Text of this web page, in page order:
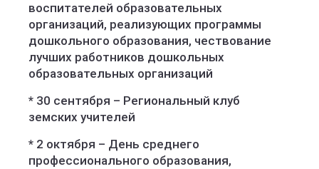
воспитателей образовательных
организаций, реализующих программы
дошкольного образования, чествование
лучших работников дошкольных
образовательных организаций
* 30 сентября – Региональный клуб
земских учителей
* 2 октября – День среднего
профессионального образования,